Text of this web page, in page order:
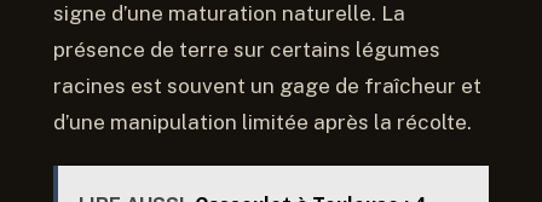
signe d’une maturation naturelle. La
présence de terre sur certains légumes
racines est souvent un gage de fraîcheur et
d’une manipulation limitée après la récolte.